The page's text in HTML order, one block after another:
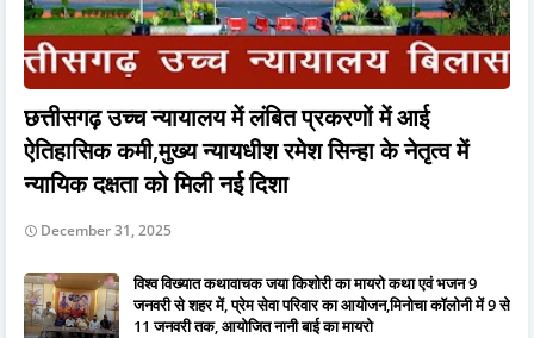
छत्तीसगढ़ उच्च न्यायालय में लंबित प्रकरणों में आई
ऐतिहासिक कमी,मुख्य न्यायधीश रमेश सिन्हा के नेतृत्व में
न्यायिक दक्षता को मिली नई दिशा
December 31, 2025
विश्व विख्यात कथावाचक जया किशोरी का मायरो कथा एवं भजन 9
जनवरी से शहर में, प्रेम सेवा परिवार का आयोजन,मिनोचा कॉलोनी में 9 से
11 जनवरी तक, आयोजित नानी बाई का मायरो